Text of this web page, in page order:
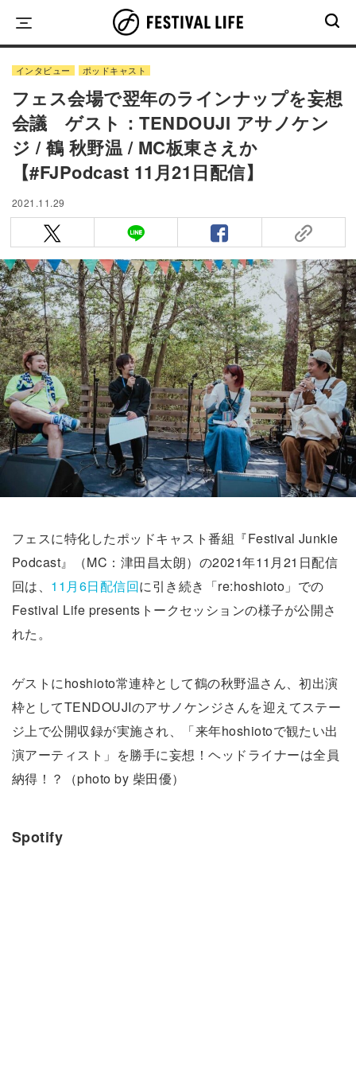
content
インタビュー ポッドキャスト
フェス会場で翌年のラインナップを妄想
会議 ゲスト：TENDOUJI アサノケン
ジ / 鶴 秋野温 / MC板東さえか
【#FJPodcast 11月21日配信】
2021.11.29
フェスに特化したポッドキャスト番組『Festival Junkie
Podcast』（MC：津田昌太朗）の2021年11月21日配信
回は、 11月6日配信回に引き続き「re:hoshioto」での
Festival Life presentsトークセッションの様子が公開さ
れた。
ゲストにhoshioto常連枠として鶴の秋野温さん、初出演
枠としてTENDOUJIのアサノケンジさんを迎えてステー
ジ上で公開収録が実施され、「来年hoshiotoで観たい出
演アーティスト」を勝手に妄想！ヘッドライナーは全員
納得！？（photo by 柴田優）
Spotify